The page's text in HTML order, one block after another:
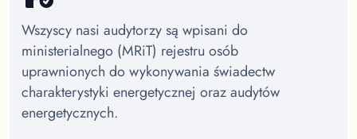
Wszyscy nasi audytorzy są wpisani do
ministerialnego (MRiT) rejestru osób
uprawnionych do wykonywania świadectw
charakterystyki energetycznej oraz audytów
energetycznych.